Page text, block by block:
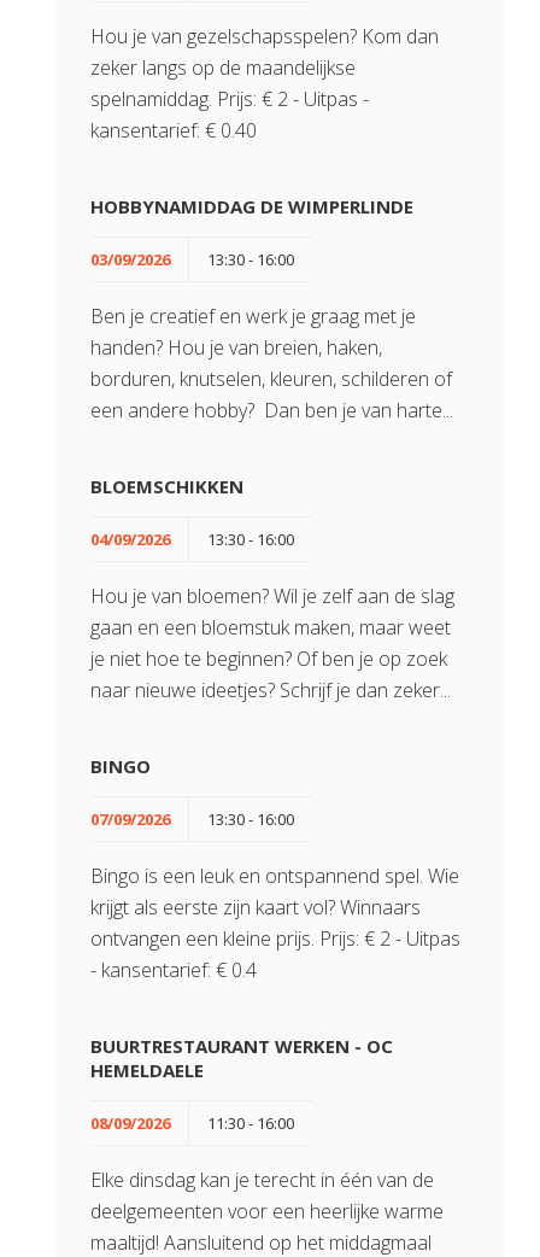
Hou je van gezelschapsspelen? Kom dan
zeker langs op de maandelijkse
spelnamiddag. Prijs: € 2 - Uitpas -
kansentarief: € 0.40
HOBBYNAMIDDAG DE WIMPERLINDE
03/09/2026 13:30 - 16:00
Ben je creatief en werk je graag met je
handen? Hou je van breien, haken,
borduren, knutselen, kleuren, schilderen of
een andere hobby? Dan ben je van harte...
BLOEMSCHIKKEN
04/09/2026 13:30 - 16:00
Hou je van bloemen? Wil je zelf aan de slag
gaan en een bloemstuk maken, maar weet
je niet hoe te beginnen? Of ben je op zoek
naar nieuwe ideetjes? Schrijf je dan zeker...
BINGO
07/09/2026 13:30 - 16:00
Bingo is een leuk en ontspannend spel. Wie
krijgt als eerste zijn kaart vol? Winnaars
ontvangen een kleine prijs. Prijs: € 2 - Uitpas
- kansentarief: € 0.4
BUURTRESTAURANT WERKEN - OC
HEMELDAELE
08/09/2026 11:30 - 16:00
Elke dinsdag kan je terecht in één van de
deelgemeenten voor een heerlijke warme
maaltijd! Aansluitend op het middagmaal